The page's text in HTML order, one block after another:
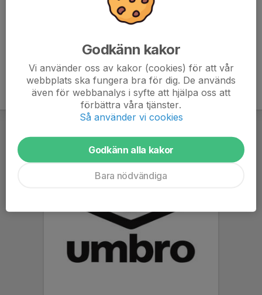
Godkänn kakor
Vi använder oss av kakor (cookies) för att vår
webbplats ska fungera bra för dig. De används
även för webbanalys i syfte att hjälpa oss att
förbättra våra tjänster.
Så använder vi cookies
Godkänn alla kakor
Bara nödvändiga